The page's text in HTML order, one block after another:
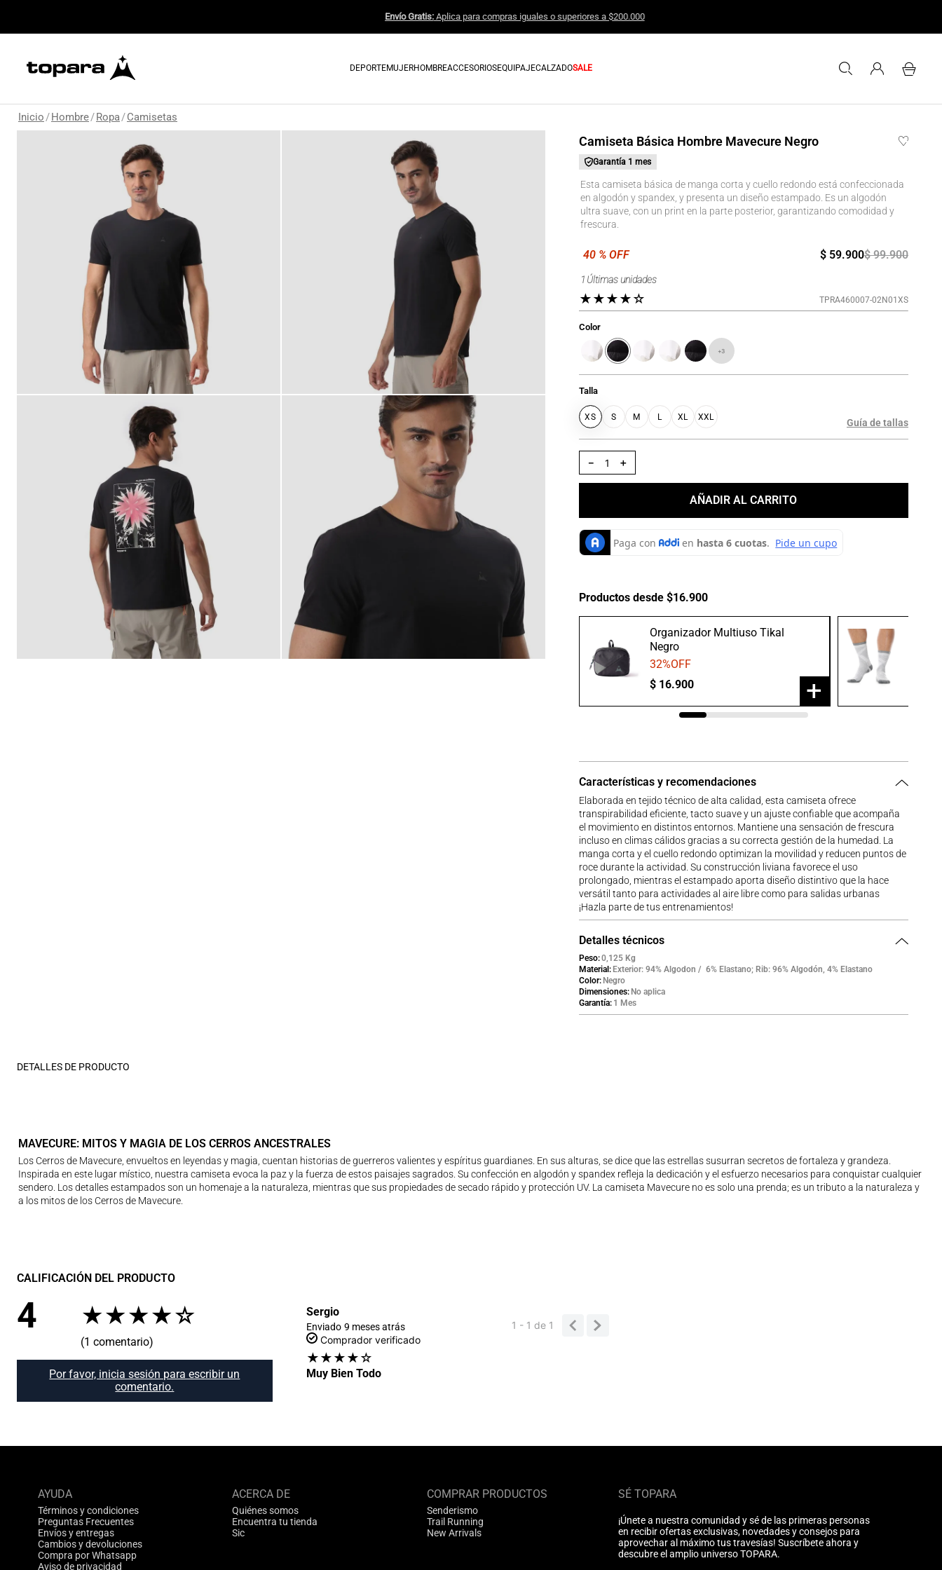
Envío Gratis:Aplica para compras iguales o superiores a $200.000
DEPORTEMUJERHOMBREACCESORIOSEQUIPAJECALZADOSALE
Inicio/Hombre/Ropa/Camisetas
Camiseta Básica Hombre Mavecure Negro
Garantía 1 mes
Esta camiseta básica de manga corta y cuello redondo está confeccionada
en algodón y spandex, y presenta un diseño estampado. Es un algodón
ultra suave, con un print en la parte posterior, garantizando comodidad y
frescura.
$ 99.900
$ 59.900
1 Últimas unidades
★★★★☆ TPRA460007-02N01XS
Talla
XS S M L XL XXL
Color
+3
Guía de tallas
＋
－
AÑADIR AL CARRITO
Productos desde $16.900
Organizador Multiuso Tikal
Negro
32%OFF
$ 16.900 +
Características y recomendaciones
Elaborada en tejido técnico de alta calidad, esta camiseta ofrece
transpirabilidad eficiente, tacto suave y un ajuste confiable que acompaña
el movimiento en distintos entornos. Mantiene una sensación de frescura
incluso en climas cálidos gracias a su correcta gestión de la humedad. La
manga corta y el cuello redondo optimizan la movilidad y reducen puntos de
roce durante la actividad. Su construcción liviana favorece el uso
prolongado, mientras el estampado aporta diseño distintivo que la hace
versátil tanto para actividades al aire libre como para salidas urbanas
¡Hazla parte de tus entrenamientos!
Detalles técnicos
Peso 0,125 Kg
Material
Exterior: 94% Algodon / 6% Elastano; Rib: 96% Algodón, 4% Elastano
Color Negro
Dimensiones No aplica
Garantía 1 Mes
DETALLES DE PRODUCTO
MAVECURE: MITOS Y MAGIA DE LOS CERROS ANCESTRALES
Los Cerros de Mavecure, envueltos en leyendas y magia, cuentan historias de guerreros valientes y espíritus guardianes. En sus alturas, se dice que las estrellas susurran secretos de fortaleza y grandeza.
Inspirada en este lugar místico, nuestra camiseta evoca la paz y la fuerza de estos paisajes sagrados. Su confección en algodón y spandex refleja la dedicación y el esfuerzo necesarios para conquistar cualquier
sendero. Los detalles estampados son un homenaje a la naturaleza, mientras que sus propiedades de secado rápido y protección UV. La camiseta Mavecure no es solo una prenda; es un tributo a la naturaleza y
a los mitos de los Cerros de Mavecure.
CALIFICACIÓN DEL PRODUCTO
★★★★☆
4
(1 comentario)
Por favor, inicia sesión para escribir un
comentario.
★★★★☆
Comprador verificado
Enviado 9 meses atrás
Sergio
Muy Bien Todo
1 - 1 de 1
AYUDA
Términos y condiciones
Preguntas Frecuentes
Envíos y entregas
Cambios y devoluciones
Compra por Whatsapp
Aviso de privacidad
ACERCA DE
Quiénes somos
Encuentra tu tienda
Sic
COMPRAR PRODUCTOS
Senderismo
Trail Running
New Arrivals
SÉ TOPARA
¡Únete a nuestra comunidad y sé de las primeras personas
en recibir ofertas exclusivas, novedades y consejos para
aprovechar al máximo tus travesías! Suscríbete ahora y
descubre el amplio universo TOPARA.